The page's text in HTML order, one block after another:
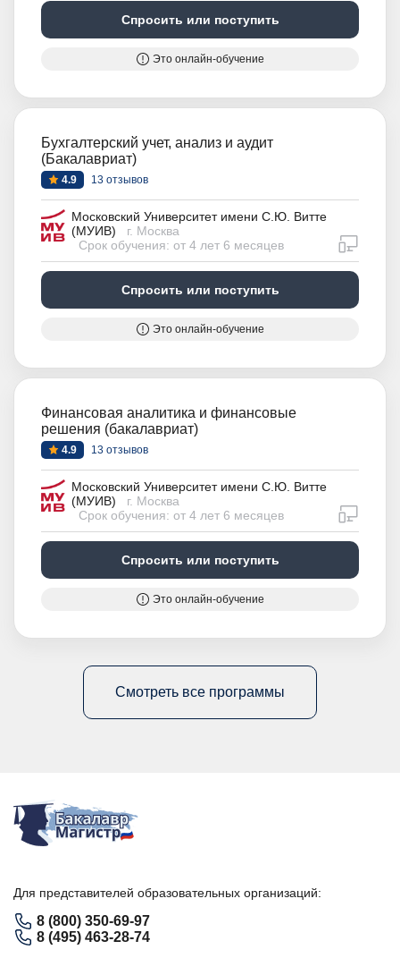
Спросить или поступить
Это онлайн-обучение
Бухгалтерский учет, анализ и аудит
(Бакалавриат)
4.9 13 отзывов
Московский Университет имени С.Ю. Витте
(МУИВ)
г. Москва
Срок обучения: от 4 лет 6 месяцев
Спросить или поступить
Это онлайн-обучение
Финансовая аналитика и финансовые
решения (бакалавриат)
4.9 13 отзывов
Московский Университет имени С.Ю. Витте
(МУИВ)
г. Москва
Срок обучения: от 4 лет 6 месяцев
Спросить или поступить
Это онлайн-обучение
Смотреть все программы
Для представителей образовательных организаций:
8 (800) 350-69-97
8 (495) 463-28-74